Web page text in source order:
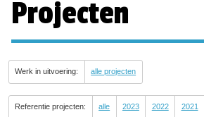
Projecten
Werk in uitvoering: alle projecten
Referentie projecten: alle 2023 2022 2021